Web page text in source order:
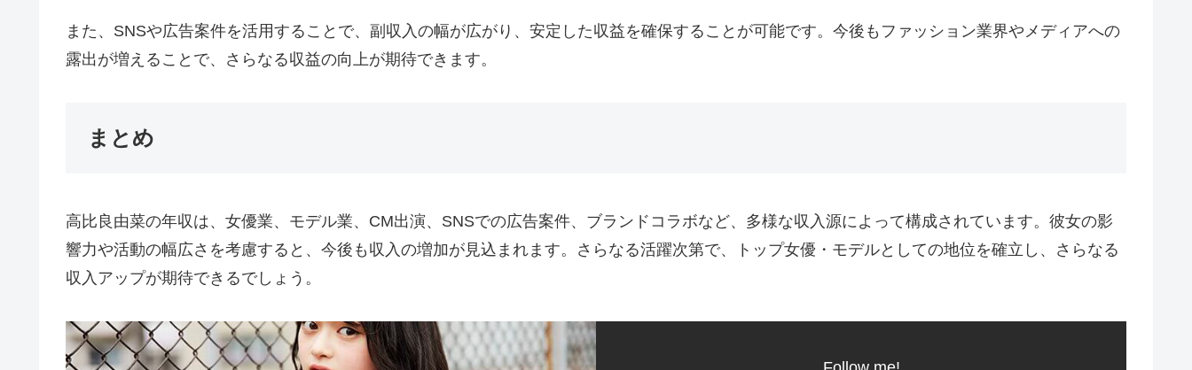
また、SNSや広告案件を活用することで、副収入の幅が広がり、安定した収益を確保することが可能です。今後もファッション業界やメディアへの
露出が増えることで、さらなる収益の向上が期待できます。
まとめ
高比良由菜の年収は、女優業、モデル業、CM出演、SNSでの広告案件、ブランドコラボなど、多様な収入源によって構成されています。彼女の影
響力や活動の幅広さを考慮すると、今後も収入の増加が見込まれます。さらなる活躍次第で、トップ女優・モデルとしての地位を確立し、さらなる
収入アップが期待できるでしょう。